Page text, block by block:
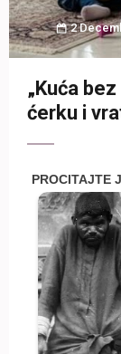
2
„Kuća
ćerku i